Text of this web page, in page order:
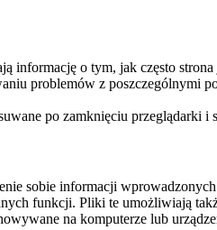
informację o tym, jak często
problemów z poszczególnymi
po zamknięciu przeglądarki
sobie informacji
funkcji. Pliki te umożliwiają
na komputerze lub